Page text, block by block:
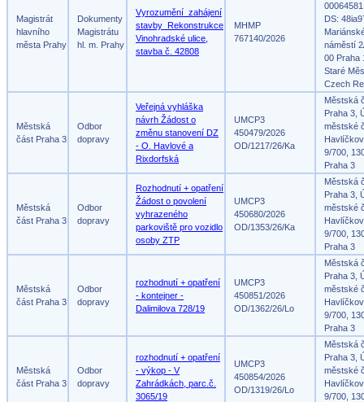
Magistrát
hlavního
města Prahy
Dokumenty
Magistrátu
hl. m. Prahy
Vyrozumění_zahájení
stavby_Rekonstrukce
Vinohradské ulice,
stavba č. 42808
MHMP
767140/2026
00064581
DS:
náměstí
00 Praha
Staré
Czech
Městská
část Praha 3
Odbor
dopravy
Veřejná vyhláška
návrh Žádost o
změnu stanovení DZ
- O. Havlové a
Rixdorfská
UMCP3
450479/2026
OD/1217/26/Ka
Městská
Praha 3,
městské
9/700,
Praha 3
Městská
část Praha 3
Odbor
dopravy
Rozhodnutí + opatření
Žádost o povolení
vyhrazeného
parkoviště pro vozidlo
osoby ZTP
UMCP3
450680/2026
OD/1353/26/Ka
Městská
Praha 3,
městské
9/700,
Praha 3
Městská
část Praha 3
Odbor
dopravy
rozhodnutí + opatření
- kontejner -
Dalimilova 728/19
UMCP3
450851/2026
OD/1362/26/Lo
Městská
Praha 3,
městské
9/700,
Praha 3
Městská
část Praha 3
Odbor
dopravy
rozhodnutí + opatření
- výkop - V
Zahrádkách, parc.č.
3065/19
UMCP3
450854/2026
OD/1319/26/Lo
Městská
Praha 3,
městské
9/700,